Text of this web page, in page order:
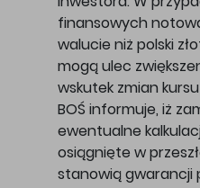
finansowych
walucie niż polski
mogą ulec
wskutek zmian
BOŚ informuje, iż
ewentualne
osiągnięte w
stanowią gwarancji